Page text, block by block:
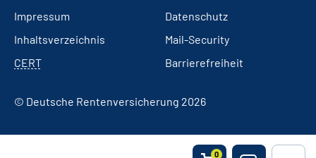
0
Impressum
Datenschutz
Inhaltsverzeichnis
Mail-Security
CERT
Barrierefreiheit
© Deutsche Rentenversicherung 2026